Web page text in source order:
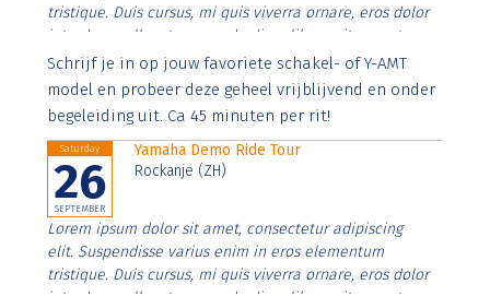
tristique. Duis cursus, mi quis viverra ornare, eros dolor
interdum nulla, ut commodo diam libero vitae erat.
Aenean faucibus nibh et justo cursus id rutrum lorem
imperdiet. Nunc ut sem vitae risus tristique posuere.
Schrijf je in op jouw favoriete schakel- of Y-AMT
model en probeer deze geheel vrijblijvend en onder
begeleiding uit. Ca 45 minuten per rit!
Saturday
26
SEPTEMBER
Yamaha Demo Ride Tour
Rockanje (ZH)
Lorem ipsum dolor sit amet, consectetur adipiscing
elit. Suspendisse varius enim in eros elementum
tristique. Duis cursus, mi quis viverra ornare, eros dolor
interdum nulla, ut commodo diam libero vitae erat.